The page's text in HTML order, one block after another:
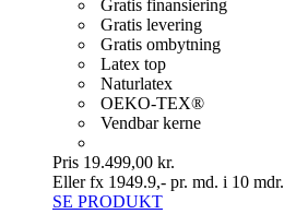
Gratis finansiering
Gratis levering
Gratis ombytning
Latex top
Naturlatex
OEKO-TEX®
Vendbar kerne
Pris 19.499,00 kr.
Eller fx 1949.9,- pr. md. i 10 mdr.
SE PRODUKT